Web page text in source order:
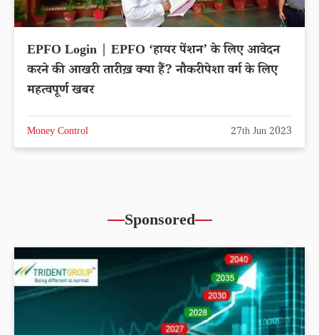
EPFO Login | EPFO ‘हायर पेंशन’ के लिए आवेदन
करने की आखरी तारीख़ क्या हैं? नौकरीपेशा वर्ग के लिए
महत्वपूर्ण खबर
Money Control 27th Jun 2023
Sponsored